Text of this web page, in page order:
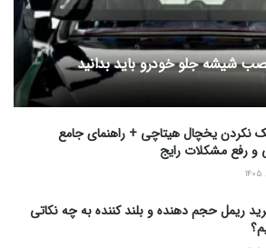
نکردن یخچال هیتاچی + راهنمای جامع
و رفع مشکلات رایج
ریمل حجم دهنده و بلند کننده به چه نکاتی